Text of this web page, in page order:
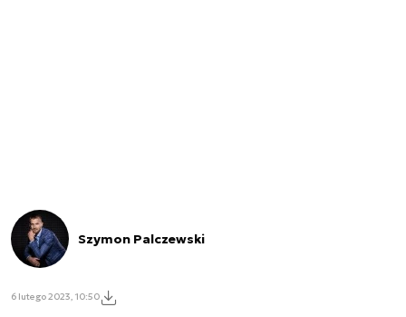
Szymon Palczewski
6 lutego 2023, 10:50